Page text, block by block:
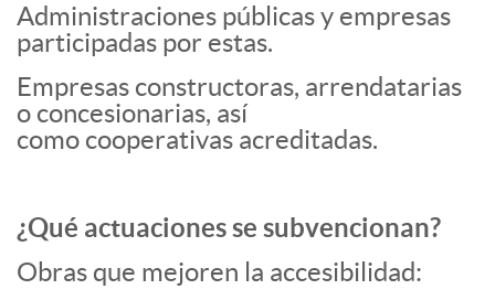
Administraciones públicas y empresas
participadas por estas.
Empresas constructoras, arrendatarias
o concesionarias, así
como cooperativas acreditadas.
¿Qué actuaciones se subvencionan?
Obras que mejoren la accesibilidad: